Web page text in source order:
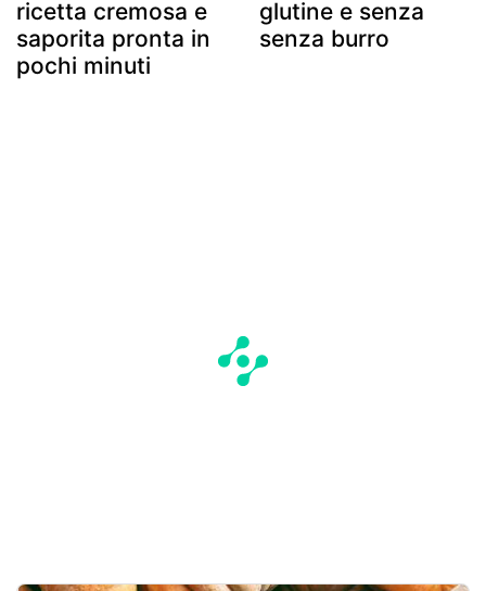
ricetta cremosa e
saporita pronta in
pochi minuti
glutine e senza
senza burro